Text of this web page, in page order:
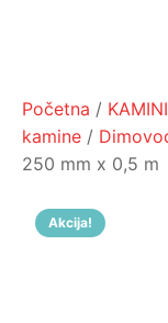
Početna / KAMINI
kamine /
250 mm x 0,5 m
Akcija!